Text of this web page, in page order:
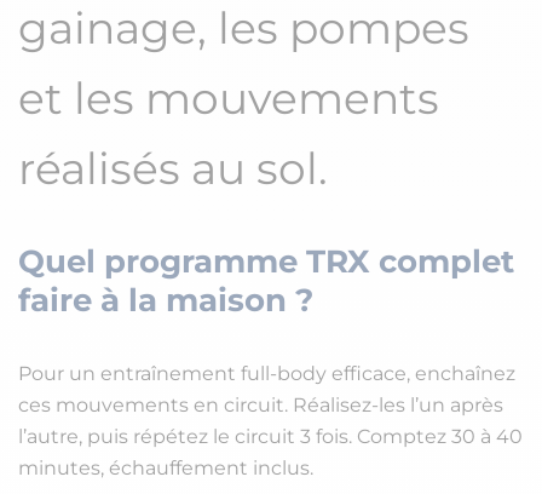
gainage, les pompes
et les mouvements
réalisés au sol.
Quel programme TRX complet
faire à la maison ?
Pour un entraînement full-body efficace, enchaînez
ces mouvements en circuit. Réalisez-les l’un après
l’autre, puis répétez le circuit 3 fois. Comptez 30 à 40
minutes, échauffement inclus.